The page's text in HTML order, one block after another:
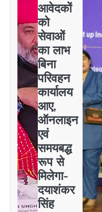
आवेदकों
को
सेवाओं
का लाभ
बिना
परिवहन
कार्यालय
आए,
ऑनलाइन
एवं
समयबद्ध
रूप से
मिलेगा-
दयाशंकर
सिंह